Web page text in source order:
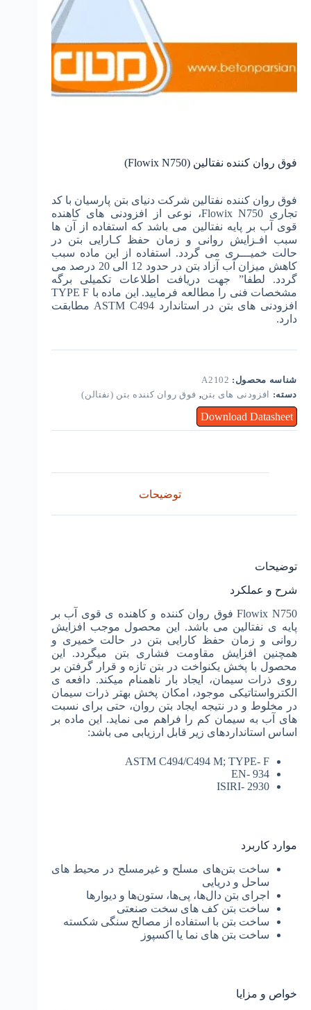
فوق روان کننده نفتالین (Flowix N750)
فوق روان کننده نفتالین شرکت دنیای بتن پارسیان با کد
تجاری Flowix N750، نوعی از افزودنی های کاهنده
قوی آب بر پایه نفتالین می باشد که استفاده از آن ها
سبب افـزایش روانی و زمان حفظ کـارایی بتن در
حالت خمیـــری می گردد. استفاده از این ماده سبب
کاهش میزان آب آزاد بتن در حدود 12 الی 20 درصد می
گردد. لطفا” جهت دریافت اطلاعات تکمیلی برگه
مشخصات فنی را مطالعه فرمایید. این ماده با TYPE F
افزودنی های بتن در استاندارد ASTM C494 مطابقت
دارد.
شناسه محصول: A2102
دسته:
افزودنی های بتن, فوق روان کننده بتن (نفتالن)
Download Datasheet
توضیحات
توضیحات
شرح و عملکرد
Flowix N750 فوق روان کننده و کاهنده­ ی قوی آب بر
پایه­ ی نفتالین می باشد. این محصول موجب افزایش
روانی و‌ زمان حفظ کارایی بتن در حالت خمیری و
همچنین افزایش مقاومت فشاری بتن می­گردد. این
محصول با پخش یکنواخت در بتن تازه و قرار گرفتن بر
روی ذرات سیمان، ایجاد بار ناهمنام می­کند. دافعه­ ی
الکترواستاتیکی موجود، امکان پخش بهتر ذرات سیمان
در مخلوط و در نتیجه ایجاد بتن روان، حتی برای نسبت
های آب به سیمان کم را فراهم می نماید. این ماده بر
اساس استانداردهای زیر قابل ارزیابی می باشد:
ASTM C494/C494 M; TYPE- F
EN- 934
ISIRI- 2930
موارد کاربرد
ساخت بتن‌های مسلح و غیرمسلح در محیط های
ساحل و دریایی
اجرای بتن دال‌ها، پی‌ها، ستون‌ها و دیوارها
ساخت بتن کف ‌های سخت صنعتی
ساخت بتن با استفاده از مصالح سنگی شکسته
ساخت بتن­ های نما یا اکسپوز
خواص و مزایا